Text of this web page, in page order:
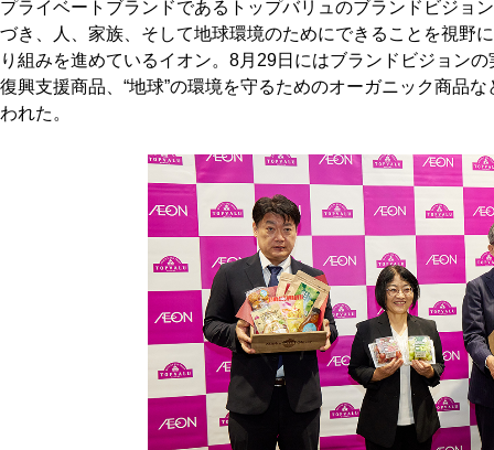
プライベートブランドであるトップバリュのブランドビジョ
づき、人、家族、そして地球環境のためにできることを視野
り組みを進めているイオン。8月29日にはブランドビジョン
復興支援商品、“地球”の環境を守るためのオーガニック商品
われた。